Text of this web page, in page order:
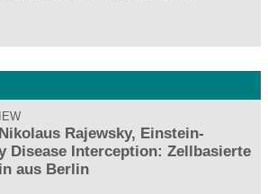
Rajewsky, Einstein-
Disease Interception: Zellbasierte
aus Berlin